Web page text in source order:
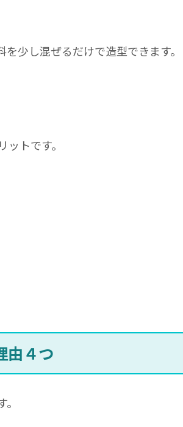
少し混ぜるだけで造型できます。
トです。
由４つ